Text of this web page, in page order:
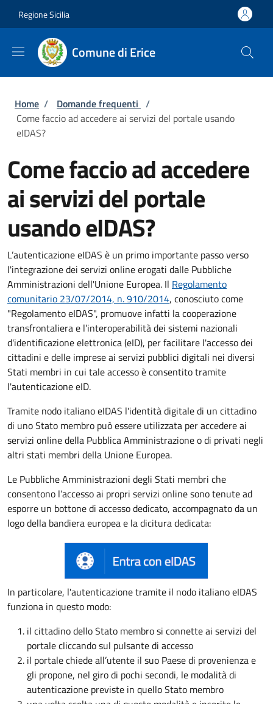
Regione Sicilia
Comune di Erice
Briciole di pane
Home / Domande frequenti /
Come faccio ad accedere ai servizi del portale usando
eIDAS?
Come faccio ad accedere
ai servizi del portale
usando eIDAS?
L’autenticazione eIDAS è un primo importante passo verso
l'integrazione dei servizi online erogati dalle Pubbliche
Amministrazioni dell'Unione Europea. Il Regolamento
comunitario 23/07/2014, n. 910/2014, conosciuto come
"Regolamento eIDAS", promuove infatti la cooperazione
transfrontaliera e l’interoperabilità dei sistemi nazionali
d'identificazione elettronica (eID), per facilitare l'accesso dei
cittadini e delle imprese ai servizi pubblici digitali nei diversi
Stati membri in cui tale accesso è consentito tramite
l'autenticazione eID.
Tramite nodo italiano eIDAS l'identità digitale di un cittadino
di uno Stato membro può essere utilizzata per accedere ai
servizi online della Pubblica Amministrazione o di privati negli
altri stati membri della Unione Europea.
Le Pubbliche Amministrazioni degli Stati membri che
consentono l’accesso ai propri servizi online sono tenute ad
esporre un bottone di accesso dedicato, accompagnato da un
logo della bandiera europea e la dicitura dedicata:
In particolare, l'autenticazione tramite il nodo italiano eIDAS
funziona in questo modo:
il cittadino dello Stato membro si connette ai servizi del
portale cliccando sul pulsante di accesso
il portale chiede all’utente il suo Paese di provenienza e
gli propone, nel giro di pochi secondi, le modalità di
autenticazione previste in quello Stato membro